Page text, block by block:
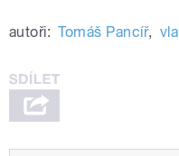
autoři: Tomáš Pancíř, vla